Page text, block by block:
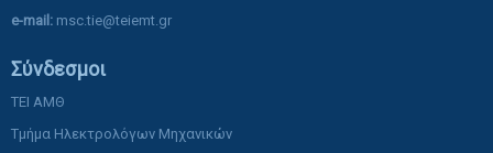
e-mail: msc.tie@teiemt.gr
Σύνδεσμοι
ΤΕΙ ΑΜΘ
Τμήμα Ηλεκτρολόγων Μηχανικών